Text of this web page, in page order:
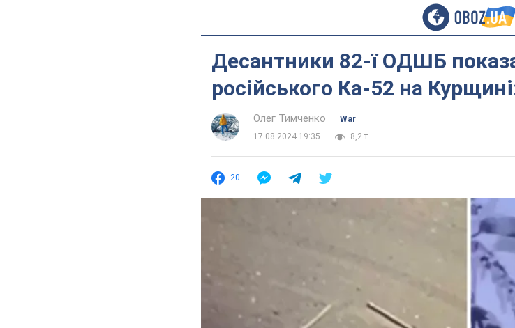
Десантники 82-ї ОДШБ
російського Ка-52 на
Олег Тимченко
War
17.08.2024 19:35
8,2 т.
20